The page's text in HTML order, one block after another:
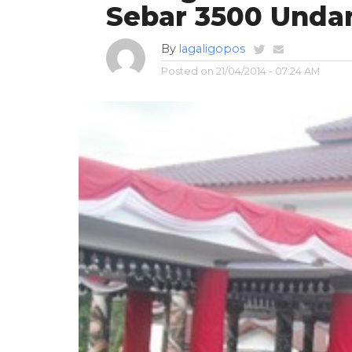
Sebar 3500
By lagaligopos
Posted on 21/04/2014 - 07:24 AM